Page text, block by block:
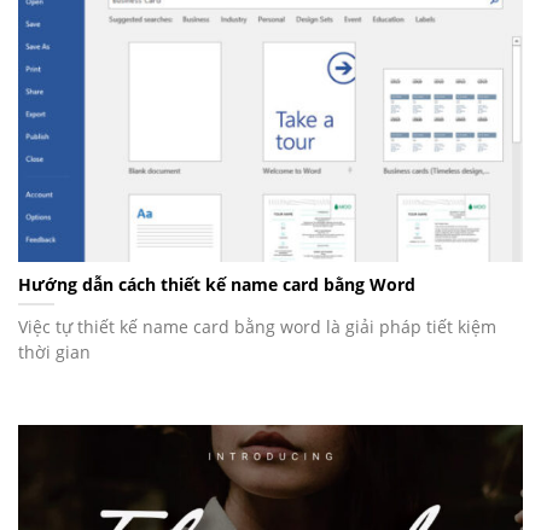
Hướng dẫn cách thiết kế name card bằng Word
Việc tự thiết kế name card bằng word là giải pháp tiết kiệm
thời gian